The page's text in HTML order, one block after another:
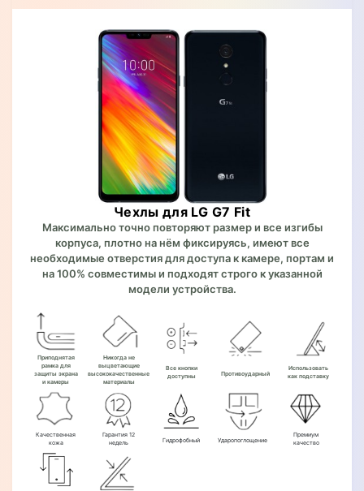
Чехлы для LG G7 Fit
Максимально точно повторяют размер и все изгибы
корпуса, плотно на нём фиксируясь, имеют все
необходимые отверстия для доступа к камере, портам и
на 100% совместимы и подходят строго к указанной
модели устройства.
Приподнятая
рамка для
защиты экрана
и камеры
Никогда не
выцветающие
высококачественные
материалы
Все кнопки
доступны
Противоударный
Использовать
как подставку
Качественная
кожа
Гарантия 12
недель
Гидрофобный Ударопоглощение
Премиум
качество